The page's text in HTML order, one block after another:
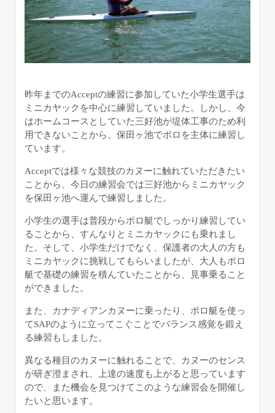
昨年までのAcceptの練習に参加していた小学生選手は
ミニカヤックを中心に練習していました。しかし、今
はホームコースとしていた三好池が堤体工事のため利
用できないことから、保田ヶ池でポロを主体に練習し
ています。
Acceptでは様々な競技のカヌーに触れていただきたい
ことから、今日の練習会では三好池からミニカヤック
を保田ヶ池へ運んで練習しました。
小学生の選手は普段からポロ艇でしっかり練習してい
ることから、すんなりとミニカヤックにも乗れまし
た。そして、小学生だけでなく、保護者の大人の方も
ミニカヤックに挑戦してもらいましたが、大人もポロ
艇で基礎の練習を積んていたことから、見事乗ること
ができました。
また、カナディアンカヌーに乗ったり、ポロ艇を使っ
てSAPのように立ってこぐことでバランス感覚を鍛え
る練習もしました。
異なる種目のカヌーに触れることで、カヌーのセンス
が研ぎ澄まされ、上達の速度も上がると思っています
ので、また機会を見つけてこのような練習会を開催し
たいと思います。